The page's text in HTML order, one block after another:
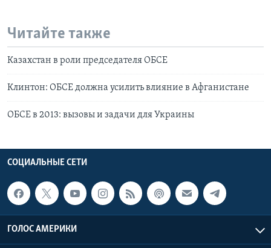
Читайте также
Казахстан в роли председателя ОБСЕ
Клинтон: ОБСЕ должна усилить влияние в Афганистане
ОБСЕ в 2013: вызовы и задачи для Украины
СОЦИАЛЬНЫЕ СЕТИ
ГОЛОС АМЕРИКИ